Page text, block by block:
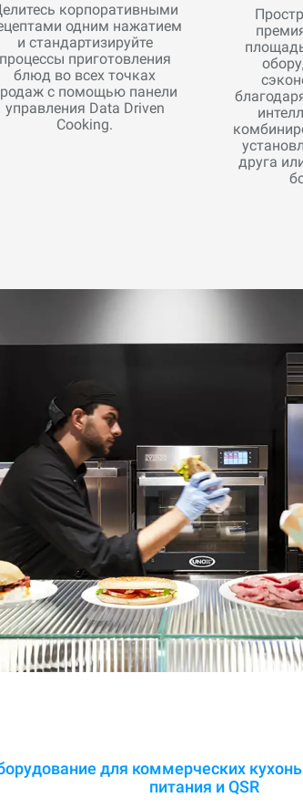
корпоративными
одним нажатием
и стандартизируйте
приготовления
блюд во всех точках
с помощью панели
управления Data Driven
Cooking.
друга
для коммерческих
питания и QSR